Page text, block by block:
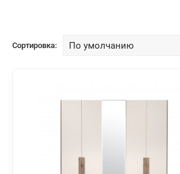
Сортировка: